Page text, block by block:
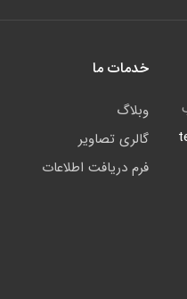
خدمات ما
وبلاگ
گالری تصاویر
فرم دریافت اطلاعات